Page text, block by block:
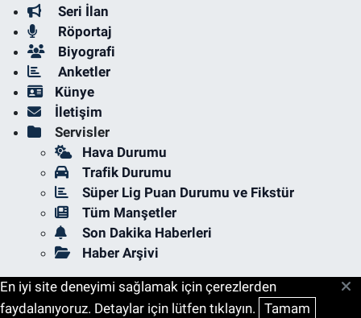
Seri İlan
Röportaj
Biyografi
Anketler
Künye
İletişim
Servisler
Hava Durumu
Trafik Durumu
Süper Lig Puan Durumu ve Fikstür
Tüm Manşetler
Son Dakika Haberleri
Haber Arşivi
En iyi site deneyimi sağlamak için çerezlerden
faydalanıyoruz. Detaylar için lütfen tıklayın. Tamam